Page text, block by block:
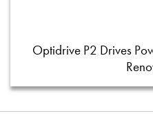
Optidrive P2 Drives